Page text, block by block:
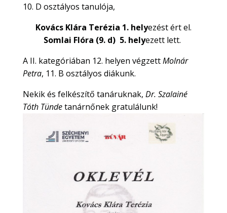
10. D osztályos tanulója,
Kovács Klára Terézia 1. helyezést ért el.
Somlai Flóra (9. d) 5. helyezett lett.
A II. kategóriában 12. helyen végzettMolnár
Petra, 11. B osztályos diákunk.
Nekik és felkészítő tanáruknak, Dr. Szalainé
Tóth Tündetanárnőnek gratulálunk!